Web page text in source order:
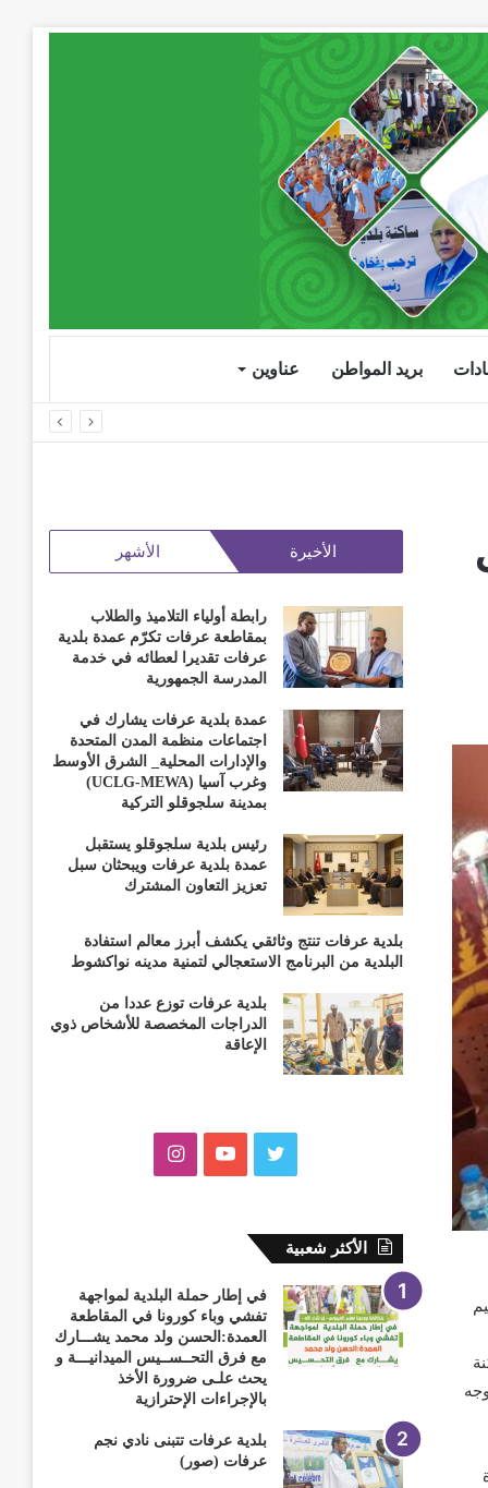
بريد المواطن عناوين
الأخيرة الأشهر
رابطة أولياء التلاميذ والطلاب
بمقاطعة عرفات تكرّم عمدة بلدية
عرفات تقديرا لعطائه في خدمة
المدرسة الجمهورية
عمدة بلدية عرفات يشارك في
اجتماعات منظمة المدن المتحدة
والإدارات المحلية_ الشرق الأوسط
وغرب آسيا (UCLG-MEWA)
بمدينة سلجوقلو التركية
رئيس بلدية سلجوقلو يستقبل
عمدة بلدية عرفات ويبحثان سبل
تعزيز التعاون المشترك
بلدية عرفات تنتج وثائقي يكشف أبرز معالم استفادة
البلدية من البرنامج الاستعجالي لتمنية مدينه نواكشوط
بلدية عرفات توزع عددا من
الدراجات المخصصة للأشخاص ذوي
الإعاقة
ي
ت
ر
ي
و
ب
ت
ق
ر
الأكثر شعبية
في إطار حملة البلدية لمواجهة
تفشي وباء كورونا في المقاطعة
العمدة:الحسن ولد محمد يشـــارك
مع فرق التحــســيس الميدانيـــة و
يحث علـى ضرورة الأخذ
بالإجراءات الإحترازية
بلدية عرفات تتبنى نادي نجم
عرفات (صور)